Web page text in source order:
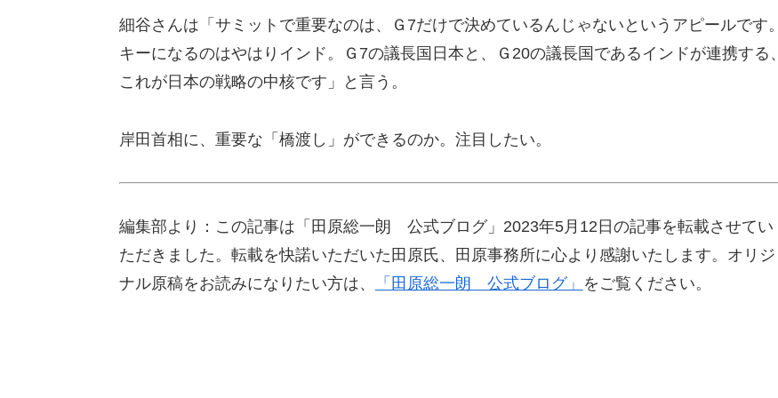
細谷さんは「サミットで重要なのは、Ｇ7だけで決めているんじゃないというアピールです。
キーになるのはやはりインド。Ｇ7の議長国日本と、Ｇ20の議長国であるインドが連携する、
これが日本の戦略の中核です」と言う。
岸田首相に、重要な「橋渡し」ができるのか。注目したい。
編集部より：この記事は「田原総一朗 公式ブログ」2023年5月12日の記事を転載させてい
ただきました。転載を快諾いただいた田原氏、田原事務所に心より感謝いたします。オリジ
ナル原稿をお読みになりたい方は、
「田原総一朗 公式ブログ」 をご覧ください。